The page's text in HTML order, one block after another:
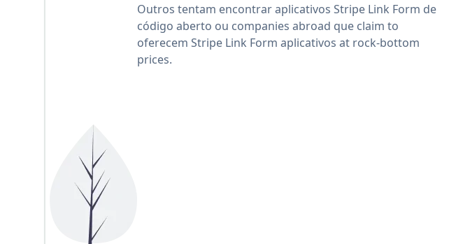
Outros tentam encontrar aplicativos Stripe Link Form de
código aberto ou companies abroad que claim to
oferecem Stripe Link Form aplicativos at rock-bottom
prices.